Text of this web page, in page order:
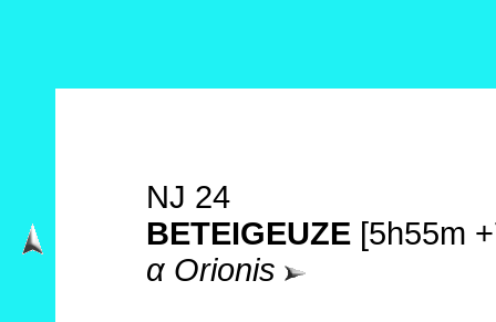
NJ 24
BETEIGEUZE [5h55m
α Orionis